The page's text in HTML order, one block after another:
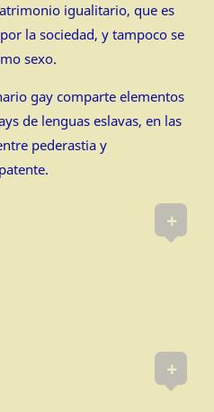
igualitario, que es
la sociedad, y tampoco se
sexo.
gay comparte elementos
de lenguas eslavas, en las
pederastia y
+
+